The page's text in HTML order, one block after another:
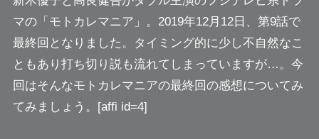
マの「モトカレマニア」。2019年12月12日、第9話で
最終回となりました。
タイミング的に少し不自然なこ
ともあり打ち切り説も流れてしまっていますが…。今
回はそんなモトカレマニアの最終回の感想についてみ
てみましょう。[affi id=4]